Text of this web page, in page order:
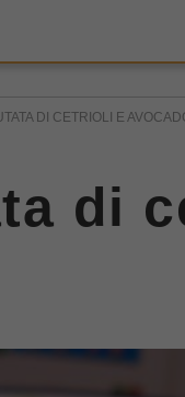
DI CETRIOLI E
di